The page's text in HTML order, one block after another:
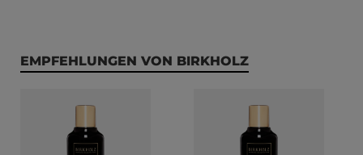
Produktgalerie überspringen
EMPFEHLUNGEN VON BIRKHOLZ